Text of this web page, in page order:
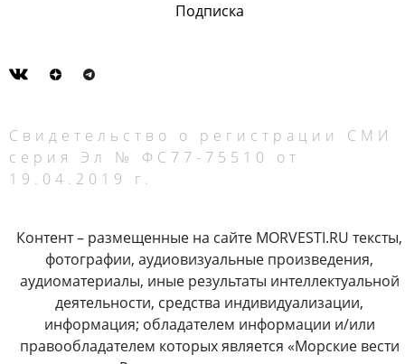
Подписка
Свидетельство о регистрации СМИ
серия Эл № ФС77-75510 от
19.04.2019 г.
Контент – размещенные на сайте MORVESTI.RU тексты,
фотографии, аудиовизуальные произведения,
аудиоматериалы, иные результаты интеллектуальной
деятельности, средства индивидуализации,
информация; обладателем информации и/или
правообладателем которых является «Морские вести